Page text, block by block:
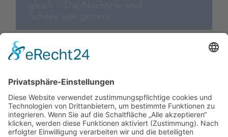
gleich – Die Nachteile sind
Schnee von gestern
Startseite»Leistungen»Moderne Implantologie»Keramik
oder Titan